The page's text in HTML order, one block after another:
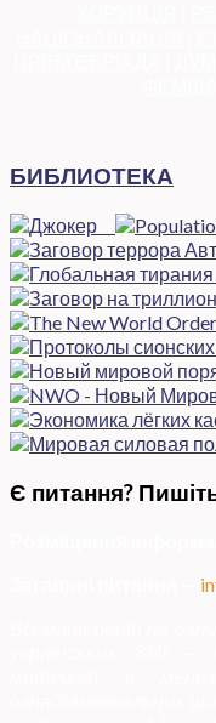
БИБЛИОТЕКА
Є питання?